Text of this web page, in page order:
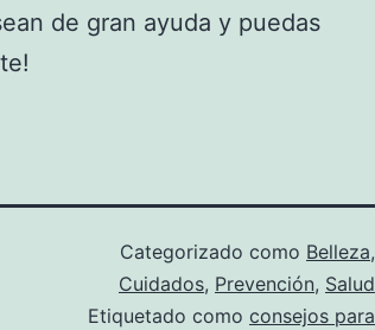
de gran ayuda y puedas
Categorizado como Belleza,
Cuidados, Prevención, Salud
Etiquetado como consejos para